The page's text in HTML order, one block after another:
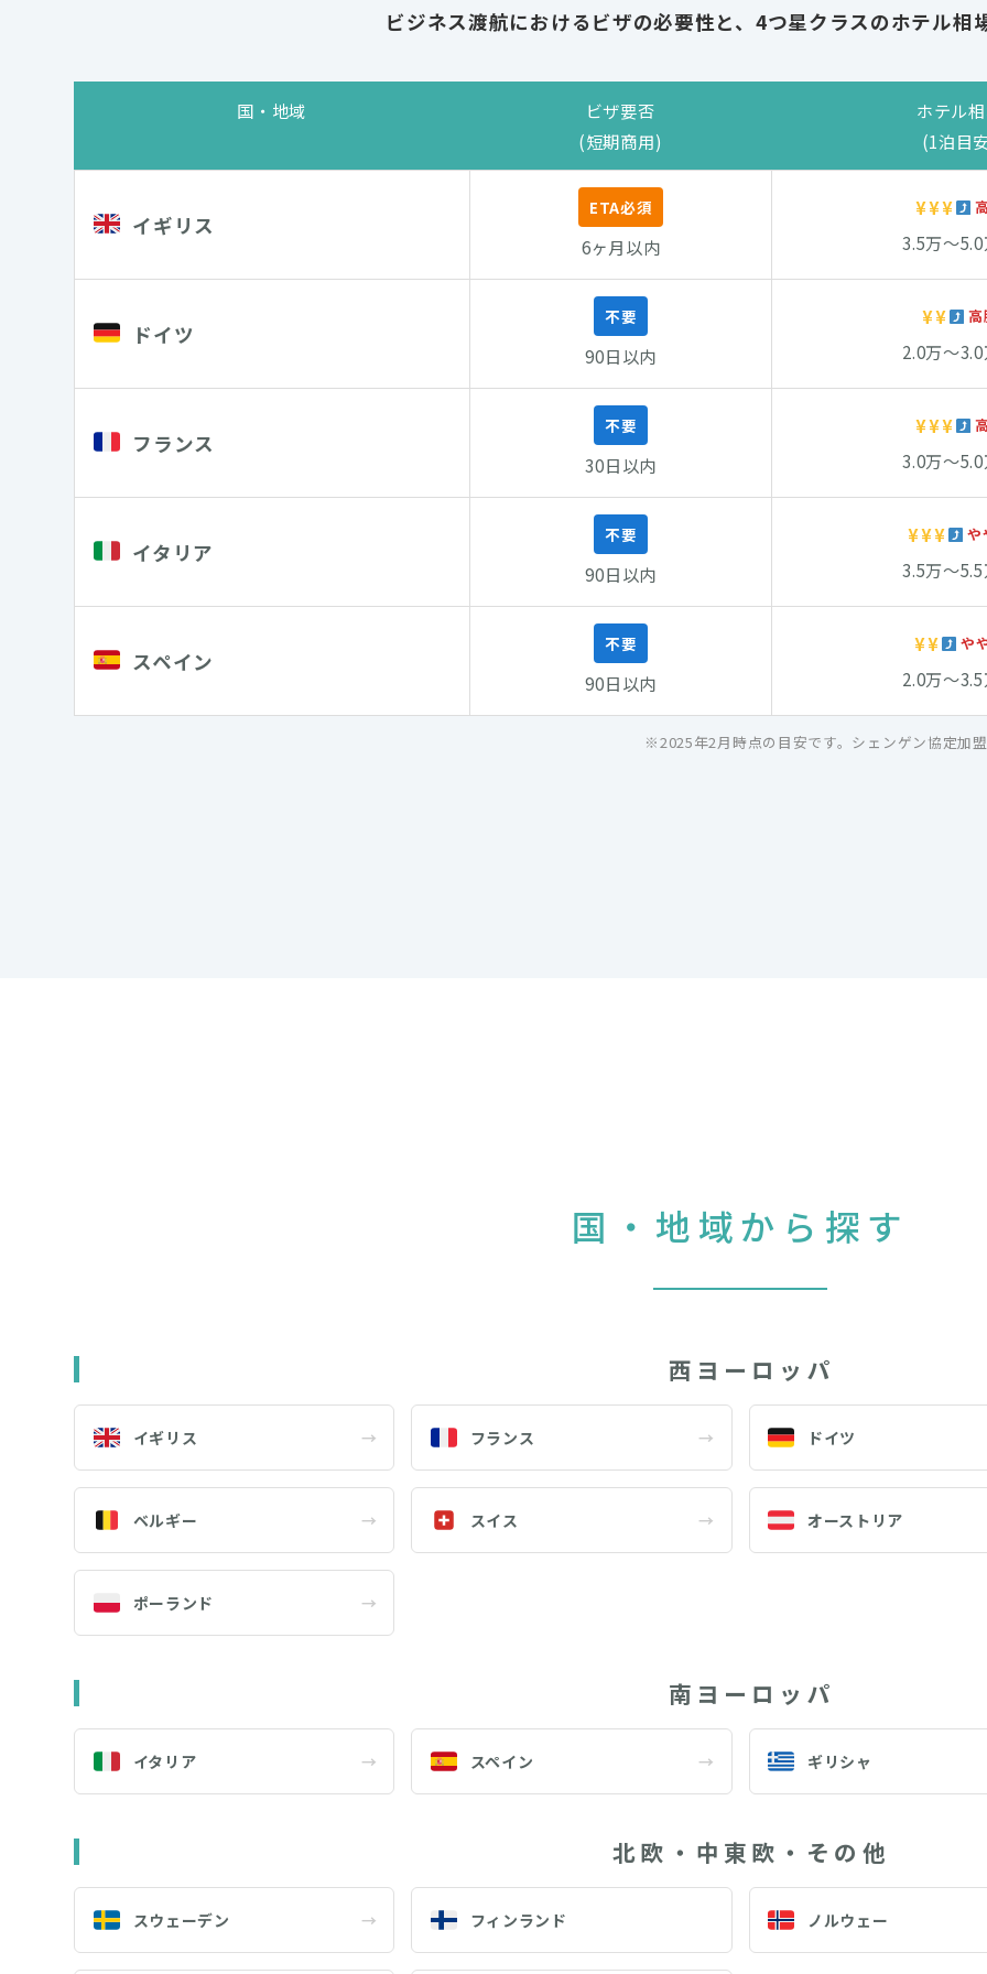
ビジネス渡航におけるビザの必要性と、4つ星クラスのホテル相
国・地域
ビザ要否
(短期商用)
ホテル
(1泊目
イギリス
ETA必須
6ヶ月以内
¥¥¥
3.5万〜
ドイツ
不要
90日以内
¥¥ 高
2.0万〜
フランス
不要
30日以内
¥¥¥
3.0万〜
イタリア
不要
90日以内
¥¥¥ や
3.5万〜
スペイン
不要
90日以内
¥¥ や
2.0万〜
※2025年2月時点の目安です。シェンゲン協定加
国・地域から探す
西ヨーロッパ
イギリス → フランス → ドイツ
ベルギー → スイス → オーストリア
ポーランド →
南ヨーロッパ
イタリア → スペイン → ギリシャ
北欧・中東欧・その他
スウェーデン → フィンランド ノルウェー